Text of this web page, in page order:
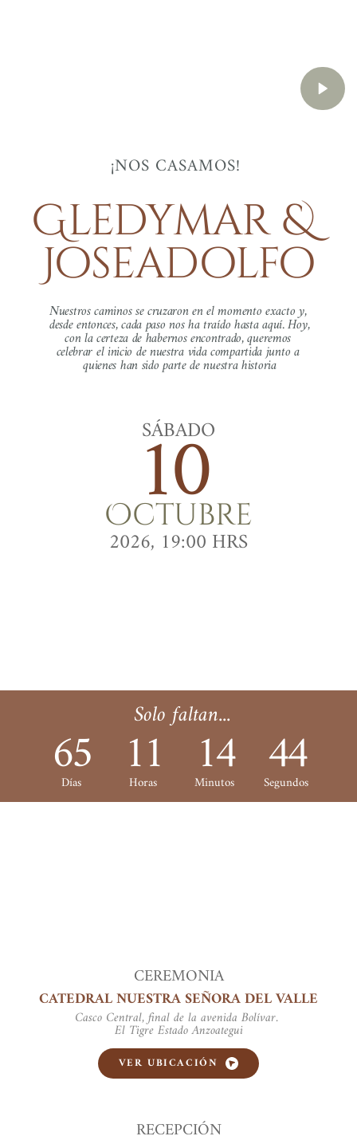
¡NOS CASAMOS!
Gledymar &
Joseadolfo
Nuestros caminos se cruzaron en el momento exacto y,
desde entonces, cada paso nos ha traído hasta aquí. Hoy,
con la certeza de habernos encontrado, queremos
celebrar el inicio de nuestra vida compartida junto a
quienes han sido parte de nuestra historia
SÁBADO
10
Octubre
2026, 19:00 HRS
Solo faltan...
65
Días 11
Horas 14
Minutos 43
Segundos
CEREMONIA
CATEDRAL NUESTRA SEÑORA DEL VALLE
Casco Central, final de la avenida Bolívar.
El Tigre Estado Anzoategui
VER UBICACIÓN